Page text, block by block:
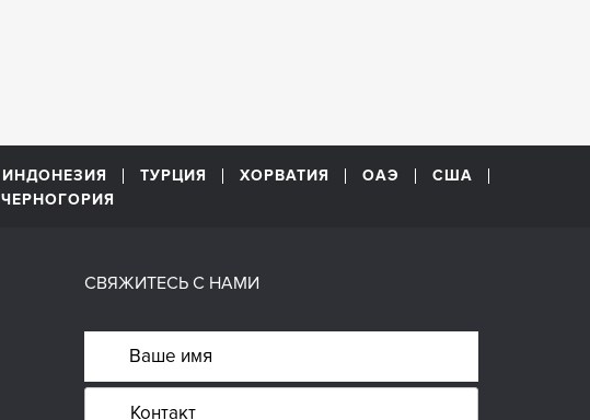
ИНДОНЕЗИЯ ТУРЦИЯ ХОРВАТИЯ ОАЭ
США
ЧЕРНОГОРИЯ
СВЯЖИТЕСЬ С НАМИ